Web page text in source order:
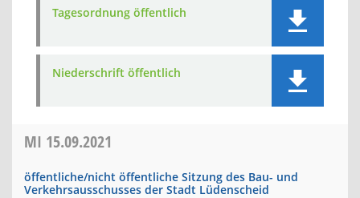
Tagesordnung öffentlich
Niederschrift öffentlich
MI 15.09.2021
öffentliche/nicht öffentliche Sitzung des Bau- und
Verkehrsausschusses der Stadt Lüdenscheid